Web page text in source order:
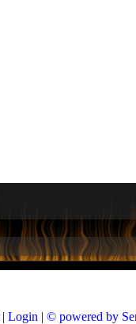
| Login | © powered by